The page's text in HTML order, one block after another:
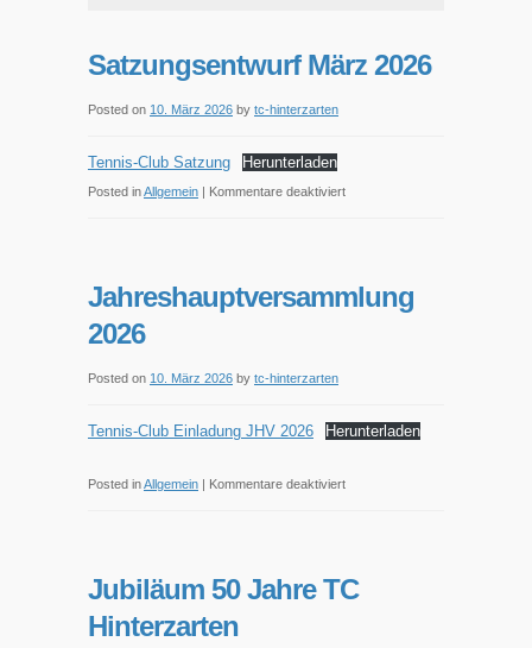
2026
Satzungsentwurf März 2026
Posted on 10. März 2026 by tc-hinterzarten
Tennis-Club Satzung Herunterladen
Posted inAllgemein | Kommentare deaktiviertfür
Jahreshauptversammlung
2026
Posted on 10. März 2026 by tc-hinterzarten
Tennis-Club Einladung JHV 2026 Herunterladen
Posted inAllgemein | Kommentare deaktiviertfür
Jubiläum 50 Jahre TC
Hinterzarten